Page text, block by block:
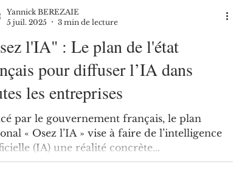
l'IA" : Le plan de l'état
pour diffuser l’IA dans
les entreprises
par le gouvernement français, le plan
« Osez l’IA » vise à faire de l’intelligence
(IA) une réalité concrète...
Yannick BEREZAIE
5 juil. 2025
3 min de lecture